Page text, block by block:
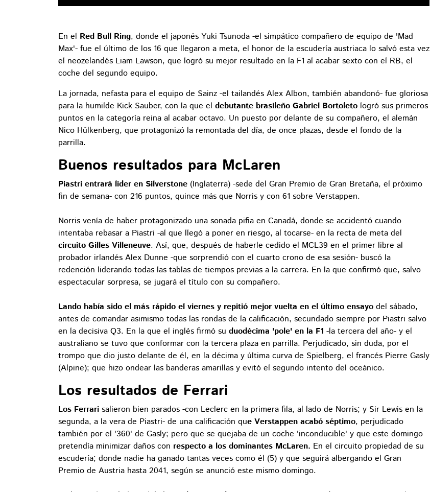
En el Red Bull Ring, donde el japonés Yuki Tsunoda -el simpático compañero de equipo de 'Mad
Max'- fue el último de los 16 que llegaron a meta, el honor de la escudería austriaca lo salvó esta vez
el neozelandés Liam Lawson, que logró su mejor resultado en la F1 al acabar sexto con el RB, el
coche del segundo equipo.
La jornada, nefasta para el equipo de Sainz -el tailandés Alex Albon, también abandonó- fue gloriosa
para la humilde Kick Sauber, con la que el debutante brasileño Gabriel Bortoleto logró sus primeros
puntos en la categoría reina al acabar octavo. Un puesto por delante de su compañero, el alemán
Nico Hülkenberg, que protagonizó la remontada del día, de once plazas, desde el fondo de la
parrilla.
Buenos resultados para McLaren
Piastri entrará líder en Silverstone (Inglaterra) -sede del Gran Premio de Gran Bretaña, el próximo
fin de semana- con 216 puntos, quince más que Norris y con 61 sobre Verstappen.
Norris venía de haber protagonizado una sonada pifia en Canadá, donde se accidentó cuando
intentaba rebasar a Piastri -al que llegó a poner en riesgo, al tocarse- en la recta de meta del
circuito Gilles Villeneuve. Así, que, después de haberle cedido el MCL39 en el primer libre al
probador irlandés Alex Dunne -que sorprendió con el cuarto crono de esa sesión- buscó la
redención liderando todas las tablas de tiempos previas a la carrera. En la que confirmó que, salvo
espectacular sorpresa, se jugará el título con su compañero.
Lando había sido el más rápido el viernes y repitió mejor vuelta en el último ensayo del sábado,
antes de comandar asimismo todas las rondas de la calificación, secundado siempre por Piastri salvo
en la decisiva Q3. En la que el inglés firmó su duodécima 'pole' en la F1 -la tercera del año- y el
australiano se tuvo que conformar con la tercera plaza en parrilla. Perjudicado, sin duda, por el
trompo que dio justo delante de él, en la décima y última curva de Spielberg, el francés Pierre Gasly
(Alpine); que hizo ondear las banderas amarillas y evitó el segundo intento del oceánico.
Los resultados de Ferrari
Los Ferrari salieron bien parados -con Leclerc en la primera fila, al lado de Norris; y Sir Lewis en la
segunda, a la vera de Piastri- de una calificación que Verstappen acabó séptimo, perjudicado
también por el '360' de Gasly; pero que se quejaba de un coche 'inconducible' y que este domingo
pretendía minimizar daños con respecto a los dominantes McLaren. En el circuito propiedad de su
escudería; donde nadie ha ganado tantas veces como él (5) y que seguirá albergando el Gran
Premio de Austria hasta 2041, según se anunció este mismo domingo.